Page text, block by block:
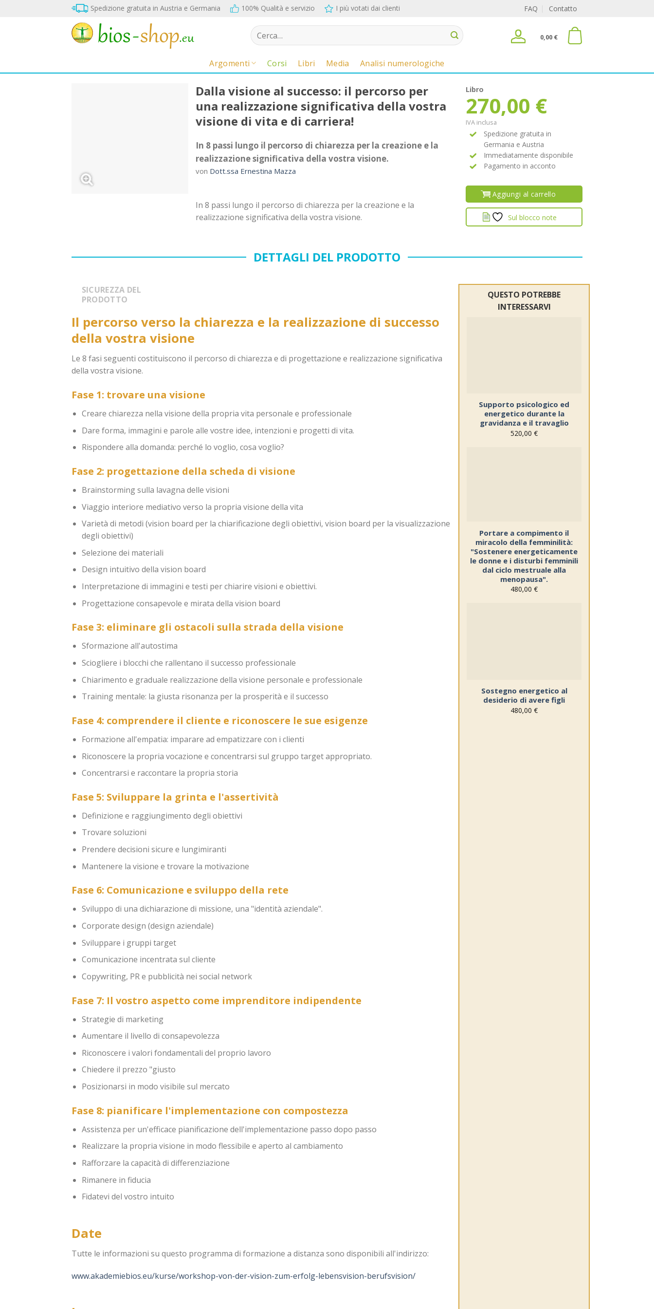
Spedizione gratuita in Austria e Germania 100% Qualità e servizio I più votati dai clienti FAQ Contatto
Cerca:
0,00 €
Argomenti Corsi Libri Media Analisi numerologiche
Dalla visione al successo: il percorso per
una realizzazione significativa della vostra
visione di vita e di carriera!
In 8 passi lungo il percorso di chiarezza per la creazione e la
realizzazione significativa della vostra visione.
von Dott.ssa Ernestina Mazza
In 8 passi lungo il percorso di chiarezza per la creazione e la
realizzazione significativa della vostra visione.
Libro
270,00 €
IVA inclusa
Spedizione gratuita in
Germania e Austria
Immediatamente disponibile
Pagamento in acconto
Aggiungi al carrello
Sul blocco note
DETTAGLI DEL PRODOTTO
SICUREZZA DEL
PRODOTTO
Il percorso verso la chiarezza e la realizzazione di successo
della vostra visione
Le 8 fasi seguenti costituiscono il percorso di chiarezza e di progettazione e realizzazione significativa
della vostra visione.
Fase 1: trovare una visione
Creare chiarezza nella visione della propria vita personale e professionale
Dare forma, immagini e parole alle vostre idee, intenzioni e progetti di vita.
Rispondere alla domanda: perché lo voglio, cosa voglio?
Fase 2: progettazione della scheda di visione
Brainstorming sulla lavagna delle visioni
Viaggio interiore mediativo verso la propria visione della vita
Varietà di metodi (vision board per la chiarificazione degli obiettivi, vision board per la visualizzazione
degli obiettivi)
Selezione dei materiali
Design intuitivo della vision board
Interpretazione di immagini e testi per chiarire visioni e obiettivi.
Progettazione consapevole e mirata della vision board
Fase 3: eliminare gli ostacoli sulla strada della visione
Sformazione all'autostima
Sciogliere i blocchi che rallentano il successo professionale
Chiarimento e graduale realizzazione della visione personale e professionale
Training mentale: la giusta risonanza per la prosperità e il successo
Fase 4: comprendere il cliente e riconoscere le sue esigenze
Formazione all'empatia: imparare ad empatizzare con i clienti
Riconoscere la propria vocazione e concentrarsi sul gruppo target appropriato.
Concentrarsi e raccontare la propria storia
Fase 5: Sviluppare la grinta e l'assertività
Definizione e raggiungimento degli obiettivi
Trovare soluzioni
Prendere decisioni sicure e lungimiranti
Mantenere la visione e trovare la motivazione
Fase 6: Comunicazione e sviluppo della rete
Sviluppo di una dichiarazione di missione, una "identità aziendale".
Corporate design (design aziendale)
Sviluppare i gruppi target
Comunicazione incentrata sul cliente
Copywriting, PR e pubblicità nei social network
Fase 7: Il vostro aspetto come imprenditore indipendente
Strategie di marketing
Aumentare il livello di consapevolezza
Riconoscere i valori fondamentali del proprio lavoro
Chiedere il prezzo "giusto
Posizionarsi in modo visibile sul mercato
Fase 8: pianificare l'implementazione con compostezza
Assistenza per un'efficace pianificazione dell'implementazione passo dopo passo
Realizzare la propria visione in modo flessibile e aperto al cambiamento
Rafforzare la capacità di differenziazione
Rimanere in fiducia
Fidatevi del vostro intuito
Date
Tutte le informazioni su questo programma di formazione a distanza sono disponibili all'indirizzo:
www.akademiebios.eu/kurse/workshop-von-der-vision-zum-erfolg-lebensvision-berufsvision/
QUESTO POTREBBE
INTERESSARVI
Supporto psicologico ed
energetico durante la
gravidanza e il travaglio
520,00 €
Portare a compimento il
miracolo della femminilità:
"Sostenere energeticamente
le donne e i disturbi femminili
dal ciclo mestruale alla
menopausa".
480,00 €
Sostegno energetico al
desiderio di avere figli
480,00 €